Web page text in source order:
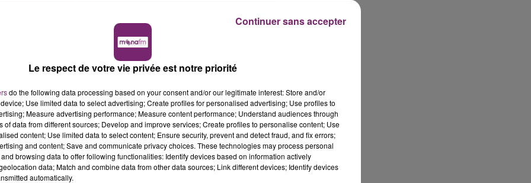
du CHU de Lille
des équipes mobiles dans les services de soin
Le respect de votre vie privée est notre priorité
do the following data processing based on your consent and/or our legitimate interest: Store and/or
Use limited data to select advertising; Create profiles for personalised advertising; Use profiles to
Measure advertising performance; Measure content performance; Understand audiences through
of data from different sources; Develop and improve services; Create profiles to personalise content; Use
content; Use limited data to select content; Ensure security, prevent and detect fraud, and fix errors;
and content; Save and communicate privacy choices. These technologies may process personal
browsing data to offer following functionalities: Identify devices based on information actively
data; Match and combine data from other data sources; Link different devices; Identify devices
automatically.
Continuer sans accepter